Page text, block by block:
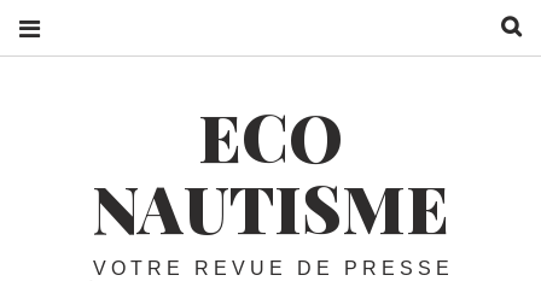
ECO
NAUTISME
VOTRE REVUE DE PRESSE